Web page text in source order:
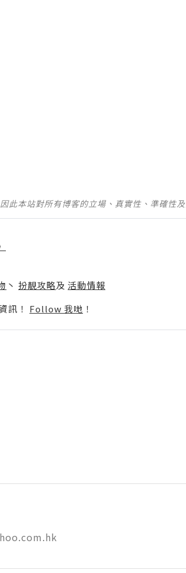
此本站對所有博客的立場、真實性、準確性
丶 扮靚攻略及 活動情報
訊！ Follow 我哋 ！